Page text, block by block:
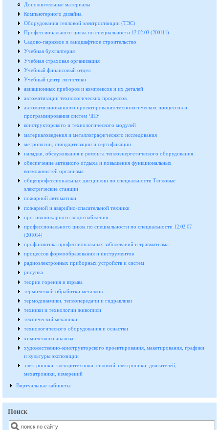
Дополнительные материалы
Компьютерного дизайна
Оборудования тепловой электростанции (ТЭС)
Профессионального цикла по специальности 12.02.03 (200111)
Садово-парковое и ландшафтное строительство
Учебная бухгалтерия
Учебная страховая организация
Учебный финансовый отдел
Учебный центр логистики
авиационных приборов и комплексов и их деталей
автоматизации технологических процессов
автоматизированного проектирования технологических процессов и
программирования систем ЧПУ
конструкторского и технологического модулей
материаловедения и металлографического исследования
метрологии, стандартизации и сертификации
наладки, обслуживания и ремонта теплоэнергетического оборудования
обеспечение активного отдыха и повышения функциональных
возможностей организма
общепрофессиональных дисциплин по специальности Тепловые
электрические станции
пожарной автоматики
пожарной и аварийно-спасательной техники
противопожарного водоснабжения
профессионального цикла по специальности по специальности 12.02.07
(201014)
профилактика профессиональных заболеваний и травматизма
процессов формообразования и инструментов
радиоэлектронных приборных устройств и систем
рисунка
теории горения и взрыва
термической обработки металлов
термодинамики, теплопередачи и гидравлики
техники и технологии живописи
технической механики
технологического оборудования и оснастки
химического анализа
художественно-конструкторского проектирования, макетирования, графики
и культуры экспозиции
электроники, электротехники, силовой электроники, двигателей,
мехатроники, измерений
Виртуальные кабинеты
Поиск
Поиск